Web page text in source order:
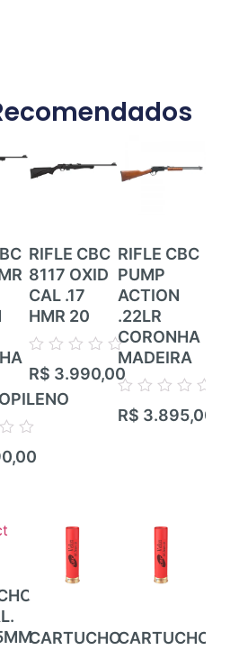
RIFLE CBC
8117 OXID
CAL .17
HMR 20
Avaliação
0
de
5
R$ 3.990,00
RIFLE CBC
PUMP
ACTION
.22LR
CORONHA
MADEIRA
Avaliação
0
R$ 3.895,00
CARTUCHOCARTUCHO